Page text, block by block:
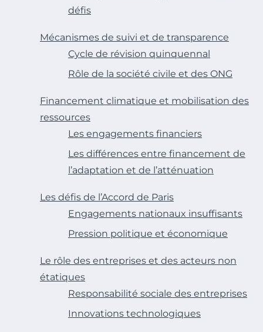
défis
Mécanismes de suivi et de transparence
Cycle de révision quinquennal
Rôle de la société civile et des ONG
Financement climatique et mobilisation des
ressources
Les engagements financiers
Les différences entre financement de
l’adaptation et de l’atténuation
Les défis de l’Accord de Paris
Engagements nationaux insuffisants
Pression politique et économique
Le rôle des entreprises et des acteurs non
étatiques
Responsabilité sociale des entreprises
Innovations technologiques